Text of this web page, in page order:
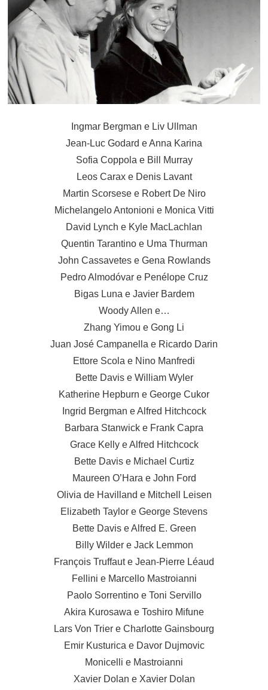
Ingmar Bergman e Liv Ullman
Jean-Luc Godard e Anna Karina
Sofia Coppola e Bill Murray
Leos Carax e Denis Lavant
Martin Scorsese e Robert De Niro
Michelangelo Antonioni e Monica Vitti
David Lynch e Kyle MacLachlan
Quentin Tarantino e Uma Thurman
John Cassavetes e Gena Rowlands
Pedro Almodóvar e Penélope Cruz
Bigas Luna e Javier Bardem
Woody Allen e…
Zhang Yimou e Gong Li
Juan José Campanella e Ricardo Darin
Ettore Scola e Nino Manfredi
Bette Davis e William Wyler
Katherine Hepburn e George Cukor
Ingrid Bergman e Alfred Hitchcock
Barbara Stanwick e Frank Capra
Grace Kelly e Alfred Hitchcock
Bette Davis e Michael Curtiz
Maureen O’Hara e John Ford
Olivia de Havilland e Mitchell Leisen
Elizabeth Taylor e George Stevens
Bette Davis e Alfred E. Green
Billy Wilder e Jack Lemmon
François Truffaut e Jean-Pierre Léaud
Fellini e Marcello Mastroianni
Paolo Sorrentino e Toni Servillo
Akira Kurosawa e Toshiro Mifune
Lars Von Trier e Charlotte Gainsbourg
Emir Kusturica e Davor Dujmovic
Monicelli e Mastroianni
Xavier Dolan e Xavier Dolan